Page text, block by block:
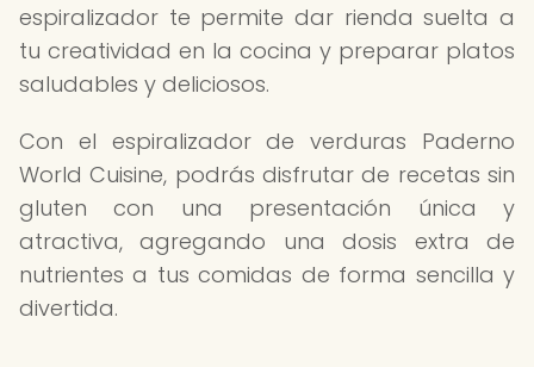
espiralizador te permite dar rienda suelta a
tu creatividad en la cocina y preparar platos
saludables y deliciosos.
Con el espiralizador de verduras Paderno
World Cuisine, podrás disfrutar de recetas sin
gluten con una presentación única y
atractiva, agregando una dosis extra de
nutrientes a tus comidas de forma sencilla y
divertida.